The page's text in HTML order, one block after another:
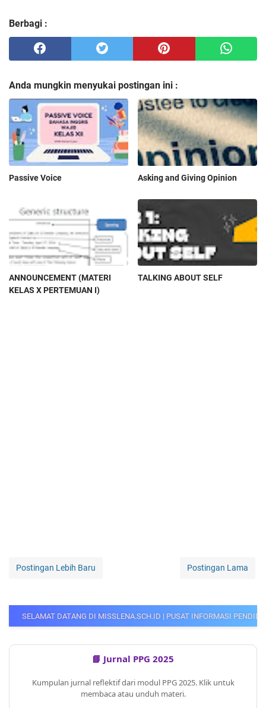
Berbagi :
Anda mungkin menyukai postingan ini :
Passive Voice Asking and Giving Opinion
ANNOUNCEMENT (MATERI
KELAS X PERTEMUAN I)
TALKING ABOUT SELF
Postingan Lebih Baru Postingan Lama
DI MISSLENA.SCH.ID | PUSAT INFORMASI PENDIDIKAN, PPG GURU,
📘 Jurnal PPG 2025
Kumpulan jurnal reflektif dari modul PPG 2025. Klik untuk
membaca atau unduh materi.